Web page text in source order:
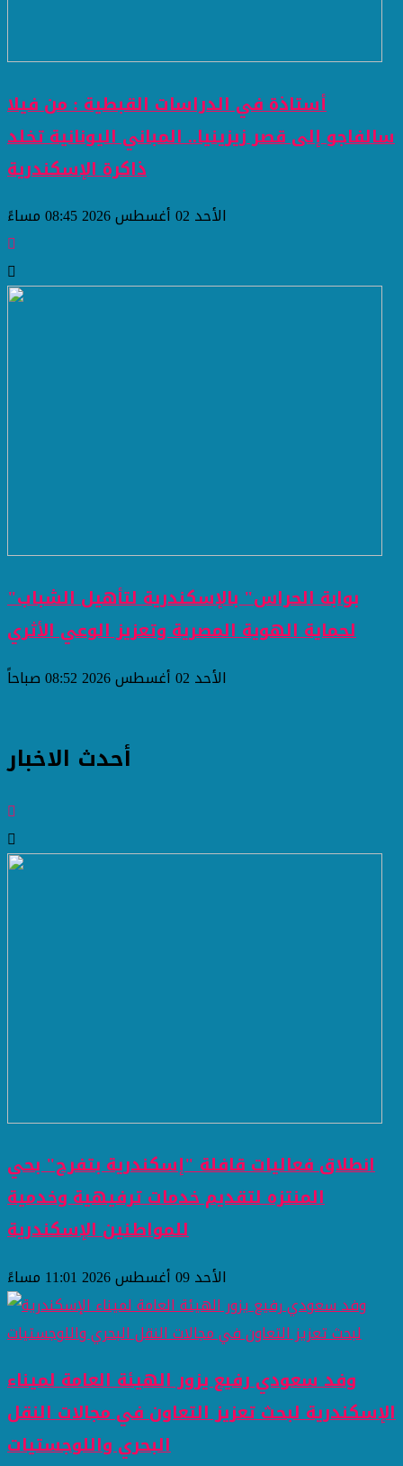
أستاذة في الدراسات القبطية : من فيلا
سالفاجو إلى قصر زيزينيا.. المباني اليونانية تخلد
ذاكرة الإسكندرية
الأحد 02 أغسطس 2026 08:45 مساءً
"بوابة الحراس" بالإسكندرية لتأهيل الشباب
لحماية الهوية المصرية وتعزيز الوعي الأثري
الأحد 02 أغسطس 2026 08:52 صباحاً
أحدث الاخبار
انطلاق فعاليات قافلة "إسكندرية بتفرح" بحي
المنتزه لتقديم خدمات ترفيهية وخدمية
للمواطنين ​الإسكندرية
الأحد 09 أغسطس 2026 11:01 مساءً
وفد سعودي رفيع يزور الهيئة العامة لميناء
الإسكندرية لبحث تعزيز التعاون في مجالات النقل
البحري واللوجستيات